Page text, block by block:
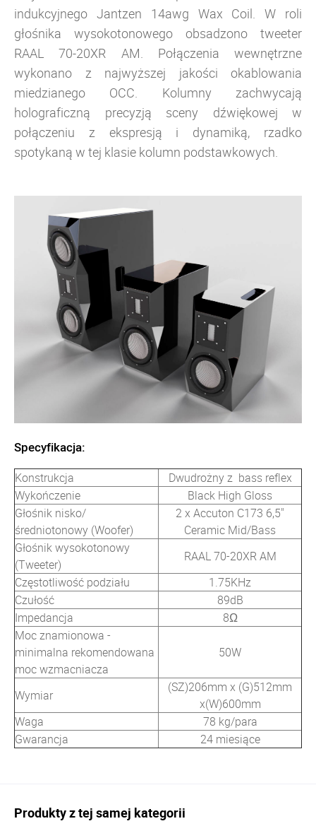
indukcyjnego Jantzen 14awg Wax Coil. W roli
głośnika wysokotonowego obsadzono tweeter
RAAL 70-20XR AM. Połączenia wewnętrzne
wykonano z najwyższej jakości okablowania
miedzianego OCC. Kolumny zachwycają
holograficzną precyzją sceny dźwiękowej w
połączeniu z ekspresją i dynamiką, rzadko
spotykaną w tej klasie kolumn podstawkowych.
Specyfikacja:
Konstrukcja
Dwudrożny z bass reflex
Wykończenie
Black High Gloss
Głośnik nisko/
średniotonowy (Woofer)
2 x Accuton C173 6,5"
Ceramic Mid/Bass
Głośnik wysokotonowy
(Tweeter)
RAAL 70-20XR AM
Częstotliwość podziału
1.75KHz
Czułość
89dB
Impedancja
8Ω
Moc znamionowa -
minimalna rekomendowana
moc wzmacniacza
50W
Wymiar
(SZ)206mm x (G)512mm
x(W)600mm
Waga
78 kg/para
Gwarancja
24 miesiące
Produkty z tej samej kategorii